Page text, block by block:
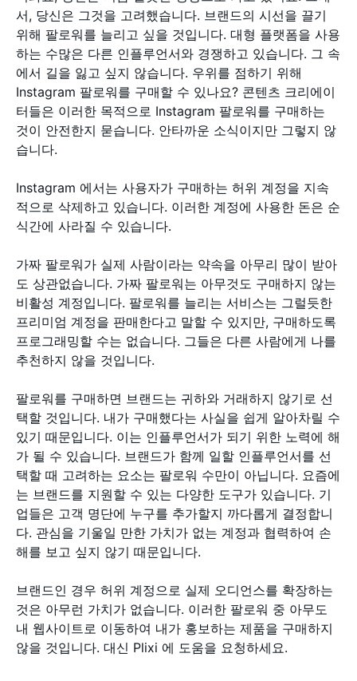
서, 당신은 그것을 고려했습니다. 브랜드의 시선을 끌기
위해 팔로워를 늘리고 싶을 것입니다. 대형 플랫폼을 사용
하는 수많은 다른 인플루언서와 경쟁하고 있습니다. 그 속
에서 길을 잃고 싶지 않습니다. 우위를 점하기 위해
Instagram 팔로워를 구매할 수 있나요? 콘텐츠 크리에이
터들은 이러한 목적으로 Instagram 팔로워를 구매하는
것이 안전한지 묻습니다. 안타까운 소식이지만 그렇지 않
습니다.
Instagram 에서는 사용자가 구매하는 허위 계정을 지속
적으로 삭제하고 있습니다. 이러한 계정에 사용한 돈은 순
식간에 사라질 수 있습니다.
가짜 팔로워가 실제 사람이라는 약속을 아무리 많이 받아
도 상관없습니다. 가짜 팔로워는 아무것도 구매하지 않는
비활성 계정입니다. 팔로워를 늘리는 서비스는 그럴듯한
프리미엄 계정을 판매한다고 말할 수 있지만, 구매하도록
프로그래밍할 수는 없습니다. 그들은 다른 사람에게 나를
추천하지 않을 것입니다.
팔로워를 구매하면 브랜드는 귀하와 거래하지 않기로 선
택할 것입니다. 내가 구매했다는 사실을 쉽게 알아차릴 수
있기 때문입니다. 이는 인플루언서가 되기 위한 노력에 해
가 될 수 있습니다. 브랜드가 함께 일할 인플루언서를 선
택할 때 고려하는 요소는 팔로워 수만이 아닙니다. 요즘에
는 브랜드를 지원할 수 있는 다양한 도구가 있습니다. 기
업들은 고객 명단에 누구를 추가할지 까다롭게 결정합니
다. 관심을 기울일 만한 가치가 없는 계정과 협력하여 손
해를 보고 싶지 않기 때문입니다.
브랜드인 경우 허위 계정으로 실제 오디언스를 확장하는
것은 아무런 가치가 없습니다. 이러한 팔로워 중 아무도
내 웹사이트로 이동하여 내가 홍보하는 제품을 구매하지
않을 것입니다. 대신 Plixi 에 도움을 요청하세요.